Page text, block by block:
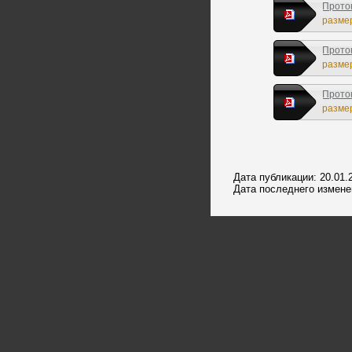
г.
г.
г.
Дата публикации:
Дата последнего